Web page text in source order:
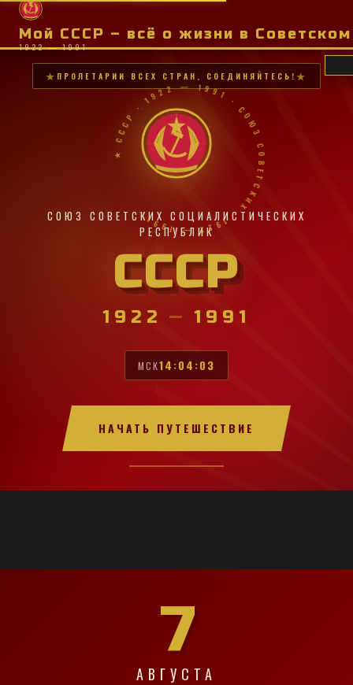
Мой СССР – всё о жизни в
1922 — 1991
ПРОЛЕТАРИИ ВСЕХ СТРАН, СОЕДИНЯЙТЕСЬ!
★ СССР · 1922 — 1991 · СОЮЗ СОВЕТСКИХ · 1922 — 1991 ·
СОЮЗ СОВЕТСКИХ СОЦИАЛИСТИЧЕСКИХ
РЕСПУБЛИК
СССР
1922 — 1991
МСК14:04:04
НАЧАТЬ ПУТЕШЕСТВИЕ
7
АВГУСТА